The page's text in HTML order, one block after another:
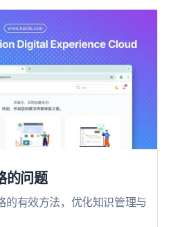
的问题
的有效方法，优化知识管理与